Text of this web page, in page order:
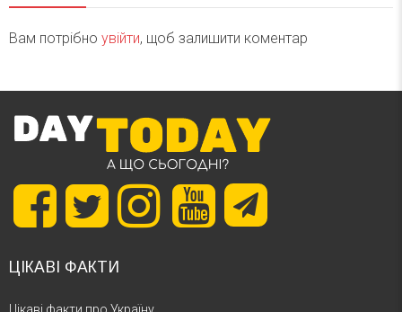
Вам потрібно увійти, щоб залишити коментар
ЦІКАВІ ФАКТИ